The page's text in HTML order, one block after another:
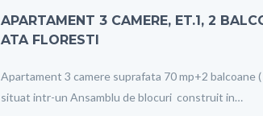
APARTAMENT 3 CAMERE, ET.1, 2
ATA FLORESTI
Apartament 3 camere suprafata 70 mp+2 balcoane
situat intr-un Ansamblu de blocuri construit in…